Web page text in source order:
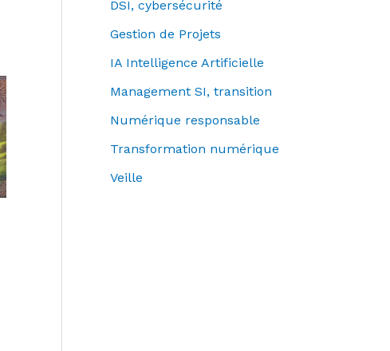
DSI, cybersécurité
Gestion de Projets
IA Intelligence Artificielle
Management SI, transition
Numérique responsable
Transformation numérique
Veille